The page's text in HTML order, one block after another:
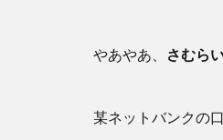
やあやあ、 さむら
某ネットバンクの